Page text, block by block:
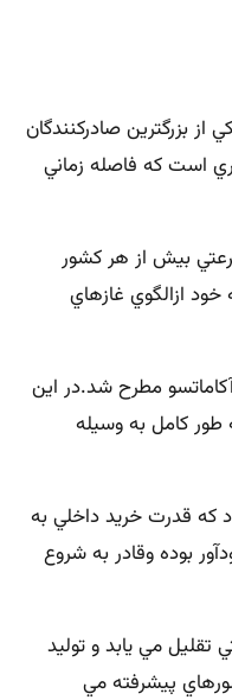
از بزرگترين صادركنندگان
است كه فاصله زماني
بيش از هر كشور
خود ازالگوي غازهاي
پروفسور آكاماتسو مطرح شد.در اين
طور كامل به وسيله
كه قدرت خريد داخلي به
بوده وقادر به شروع
مي يابد و توليد
پيشرفته مي